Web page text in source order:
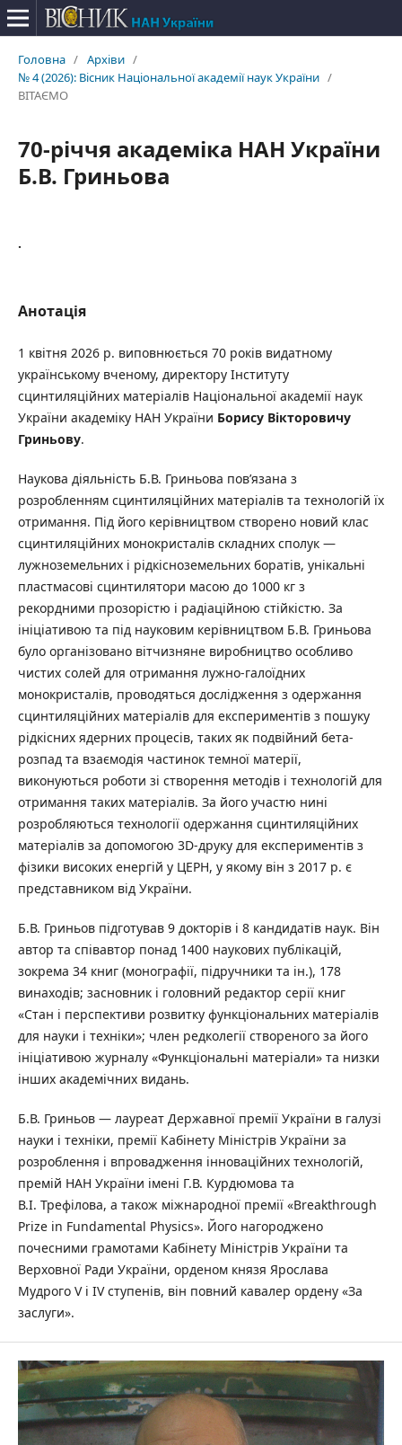
Головна / Архіви /
№ 4 (2026): Вісник Національної академії наук України /
ВІТАЄМО
70-річчя академіка НАН України
Б.В. Гриньова
.
Анотація
1 квітня 2026 р. виповнюється 70 років видатному
українському вченому, директору Інституту
сцинтиляційних матеріалів Національної академії наук
України академіку НАН України Борису Вікторовичу
Гриньову.
Наукова діяльність Б.В. Гриньова пов’язана з
розробленням сцинтиляційних матеріалів та технологій їх
отримання. Під його керівництвом створено новий клас
сцинтиляційних монокристалів складних сполук —
лужноземельних і рідкісноземельних боратів, унікальні
пластмасові сцинтилятори масою до 1000 кг з
рекордними прозорістю і радіаційною стійкістю. За
ініціативою та під науковим керівництвом Б.В. Гриньова
було організовано вітчизняне виробництво особливо
чистих солей для отримання лужно-галоїдних
монокристалів, проводяться дослідження з одержання
сцинтиляційних матеріалів для експериментів з пошуку
рідкісних ядерних процесів, таких як подвійний бета-
розпад та взаємодія частинок темної матерії,
виконуються роботи зі створення методів і технологій для
отримання таких матеріалів. За його участю нині
розробляються технології одержання сцинтиляційних
матеріалів за допомогою 3D-друку для експериментів з
фізики високих енергій у ЦЕРН, у якому він з 2017 р. є
представником від України.
Б.В. Гриньов підготував 9 докторів і 8 кандидатів наук. Він
автор та співавтор понад 1400 наукових публікацій,
зокрема 34 книг (монографії, підручники та ін.), 178
винаходів; засновник і головний редактор серії книг
«Стан і перспективи розвитку функціональних матеріалів
для науки і техніки»; член редколегії створеного за його
ініціативою журналу «Функціональні матеріали» та низки
інших академічних видань.
Б.В. Гриньов — лауреат Державної премії України в галузі
науки і техніки, премії Кабінету Міністрів України за
розроблення і впровадження інноваційних технологій,
премій НАН України імені Г.В. Курдюмова та
В.І. Трефілова, а також міжнародної премії «Breakthrough
Prize in Fundamental Physics». Його нагороджено
почесними грамотами Кабінету Міністрів України та
Верховної Ради України, орденом князя Ярослава
Мудрого V і IV ступенів, він повний кавалер ордену «За
заслуги».